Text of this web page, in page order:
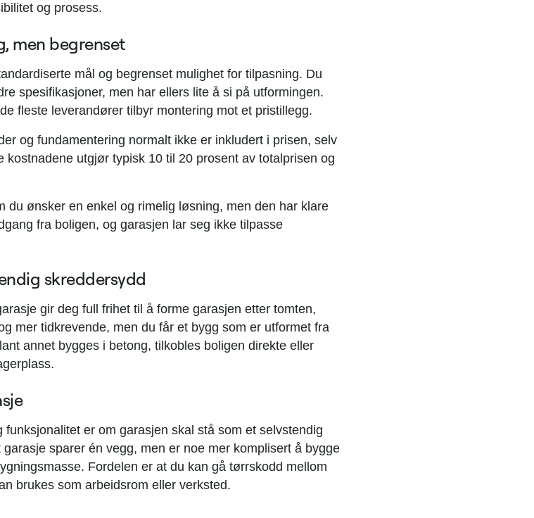
og prosess.
men begrenset
mål og begrenset mulighet for tilpasning. Du
spesifikasjoner, men har ellers lite å si på utformingen.
fleste leverandører tilbyr montering mot et pristillegg.
og fundamentering normalt ikke er inkludert i prisen, selv
utgjør typisk 10 til 20 prosent av totalprisen og
du ønsker en enkel og rimelig løsning, men den har klare
fra boligen, og garasjen lar seg ikke tilpasse
skreddersydd
gir deg full frihet til å forme garasjen etter tomten,
mer tidkrevende, men du får et bygg som er utformet fra
annet bygges i betong, tilkobles boligen direkte eller
er om garasjen skal stå som et selvstendig
sparer én vegg, men er noe mer komplisert å bygge
Fordelen er at du kan gå tørrskodd mellom
brukes som arbeidsrom eller verksted.